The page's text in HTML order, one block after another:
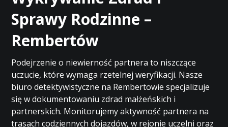
Sprawy Rodzinne –
Rembertów
Podejrzenie o niewierność partnera to niszczące
uczucie, które wymaga rzetelnej weryfikacji. Nasze
biuro detektywistyczne na Rembertowie specjalizuje
się w dokumentowaniu zdrad małżeńskich i
partnerskich. Monitorujemy aktywność partnera na
trasach codziennych dojazdów, w rejonie uczelni oraz